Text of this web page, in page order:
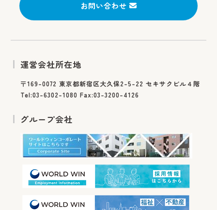
お問い合わせ
運営会社所在地
〒169-0072 東京都新宿区大久保2-5-22 セキサクビル４階
Tel:03-6302-1080 Fax:03-3200-4126
グループ会社